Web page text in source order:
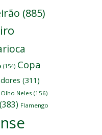
(885)
(154) Copa
(311)
Neles (156)
(383) Flamengo